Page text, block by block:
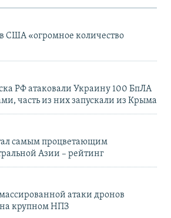
США «огромное количество
РФ атаковали Украину 100 БпЛА
часть из них запускали из Крыма
самым процветающим
Азии – рейтинг
атаки дронов
крупном НПЗ